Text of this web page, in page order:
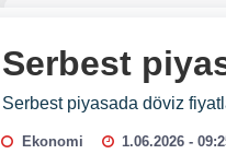
Serbest
Serbest piyasada döviz
Ekonomi 1.06.2026 -